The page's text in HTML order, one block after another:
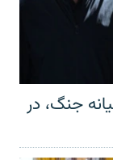
جنگ، در